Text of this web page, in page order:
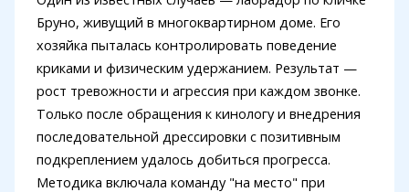
Бруно, живущий в многоквартирном доме. Его
хозяйка пыталась контролировать поведение
криками и физическим удержанием. Результат —
рост тревожности и агрессия при каждом звонке.
Только после обращения к кинологу и внедрения
последовательной дрессировки с позитивным
подкреплением удалось добиться прогресса.
Методика включала команду "на место" при